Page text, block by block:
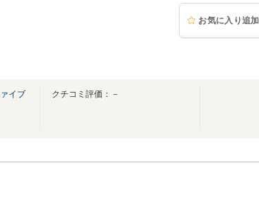
お気に入り追加
イブ
クチコミ評価：－